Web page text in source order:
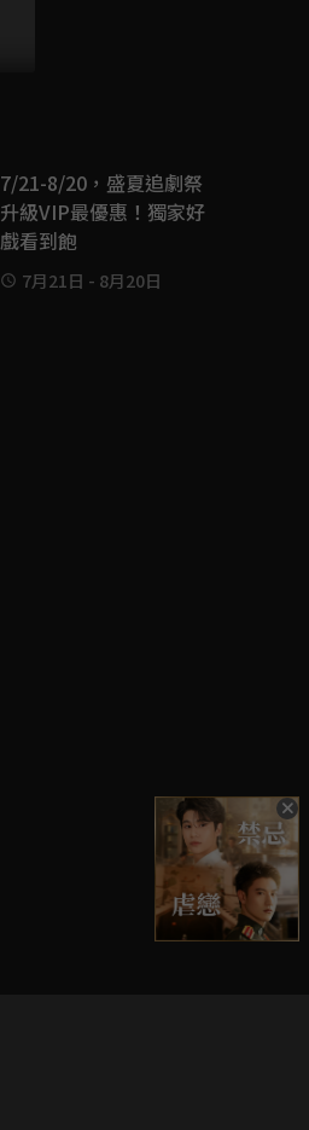
7/21-8/20，盛夏追劇祭
升級VIP最優惠！獨家好
戲看到飽
7月21日 - 8月20日